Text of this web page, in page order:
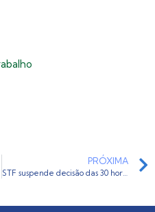
PRÓXIMA
STF suspende decisão das 30 horas da enfermagem no Rio de Janeiro